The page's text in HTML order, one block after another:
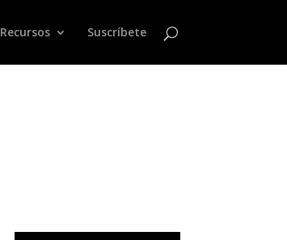
Recursos Suscríbete